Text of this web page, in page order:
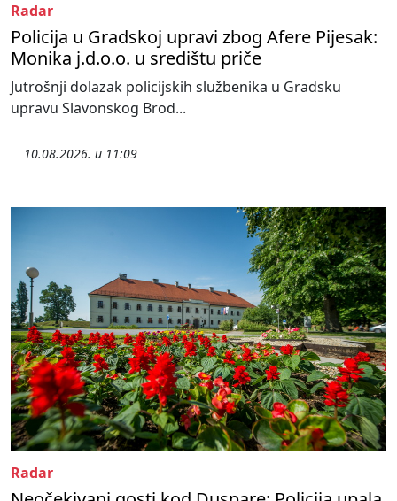
Radar
Policija u Gradskoj upravi zbog Afere Pijesak:
Monika j.d.o.o. u središtu priče
Jutrošnji dolazak policijskih službenika u Gradsku
upravu Slavonskog Brod...
10.08.2026. u 11:09
Radar